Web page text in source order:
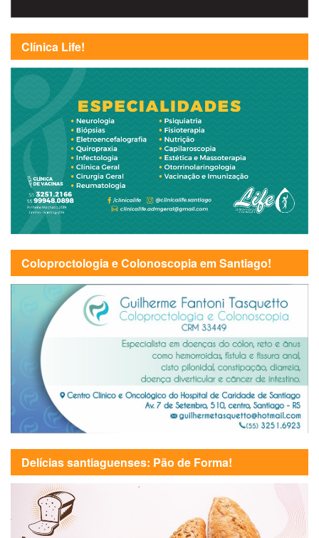
Clínica Life!
Coloproctologia e Colonoscopia em Santiago!
Delícias santiaguenses: Pão de Forma!